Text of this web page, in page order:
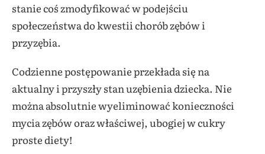
stanie coś zmodyfikować w podejściu
społeczeństwa do kwestii chorób zębów i
przyzębia.
Codzienne postępowanie przekłada się na
aktualny i przyszły stan uzębienia dziecka. Nie
można absolutnie wyeliminować konieczności
mycia zębów oraz właściwej, ubogiej w cukry
proste diety!